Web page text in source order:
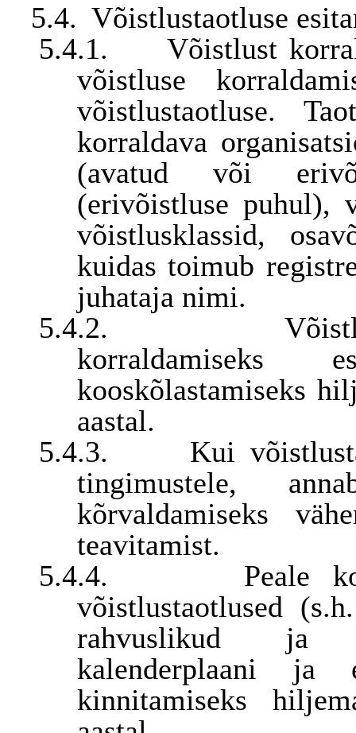
5.4. Võistlustaotluse
5.4.1.
Võistlust
võistluse
võistlustaotluse.
korraldava
(avatud või
(erivõistluse puhul),
võistlusklassid,
kuidas toimub
juhataja nimi.
5.4.2.
korraldamiseks
kooskõlastamiseks
aastal.
5.4.3.
Kui
tingimustele,
kõrvaldamiseks
teavitamist.
5.4.4.
Peale
võistlustaotlused
rahvuslikud ja
kalenderplaani ja
kinnitamiseks